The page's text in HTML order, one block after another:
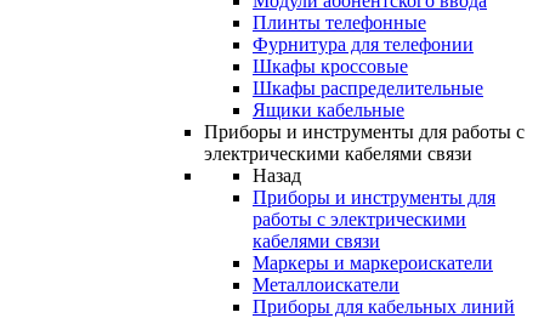
Плинты телефонные
Фурнитура для телефонии
Шкафы кроссовые
Шкафы распределительные
Ящики кабельные
Приборы и инструменты для работы с
электрическими кабелями связи
Назад
Приборы и инструменты для
работы с электрическими
кабелями связи
Маркеры и маркероискатели
Металлоискатели
Приборы для кабельных линий